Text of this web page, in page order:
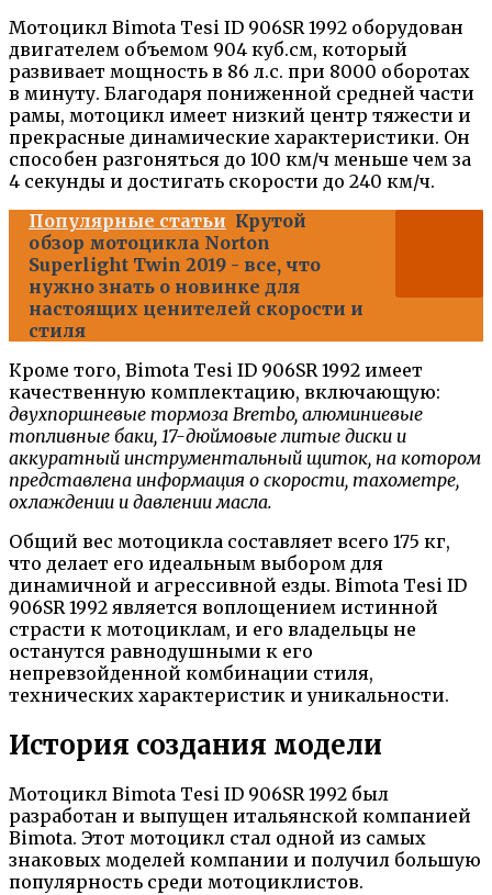
Мотоцикл Bimota Tesi ID 906SR 1992 оборудован
двигателем объемом 904 куб.см, который
развивает мощность в 86 л.с. при 8000 оборотах
в минуту. Благодаря пониженной средней части
рамы, мотоцикл имеет низкий центр тяжести и
прекрасные динамические характеристики. Он
способен разгоняться до 100 км/ч меньше чем за
4 секунды и достигать скорости до 240 км/ч.
Популярные статьи Крутой
обзор мотоцикла Norton
Superlight Twin 2019 - все, что
нужно знать о новинке для
настоящих ценителей скорости и
стиля
Кроме того, Bimota Tesi ID 906SR 1992 имеет
качественную комплектацию, включающую:
двухпоршневые тормоза Brembo, алюминиевые
топливные баки, 17-дюймовые литые диски и
аккуратный инструментальный щиток, на котором
представлена информация о скорости, тахометре,
охлаждении и давлении масла.
Общий вес мотоцикла составляет всего 175 кг,
что делает его идеальным выбором для
динамичной и агрессивной езды. Bimota Tesi ID
906SR 1992 является воплощением истинной
страсти к мотоциклам, и его владельцы не
останутся равнодушными к его
непревзойденной комбинации стиля,
технических характеристик и уникальности.
История создания модели
Мотоцикл Bimota Tesi ID 906SR 1992 был
разработан и выпущен итальянской компанией
Bimota. Этот мотоцикл стал одной из самых
знаковых моделей компании и получил большую
популярность среди мотоциклистов.